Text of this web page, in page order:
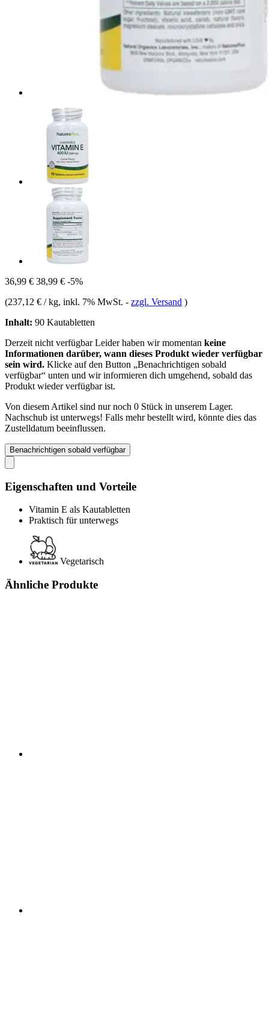
36,99 € 38,99 € -5%
(237,12 € / kg, inkl. 7% MwSt. - zzgl. Versand )
Inhalt: 90 Kautabletten
Derzeit nicht verfügbarLeider haben wir momentan keine
Informationen darüber, wann dieses Produkt wieder verfügbar
sein wird. Klicke auf den Button „Benachrichtigen sobald
verfügbar“ unten und wir informieren dich umgehend, sobald das
Produkt wieder verfügbar ist.
Von diesem Artikel sind nur noch 0 Stück in unserem Lager.
Nachschub ist unterwegs! Falls mehr bestellt wird, könnte dies das
Zustelldatum beeinflussen.
Benachrichtigen sobald verfügbar
Eigenschaften und Vorteile
Vitamin E als Kautabletten
Praktisch für unterwegs
Vegetarisch
Ähnliche Produkte